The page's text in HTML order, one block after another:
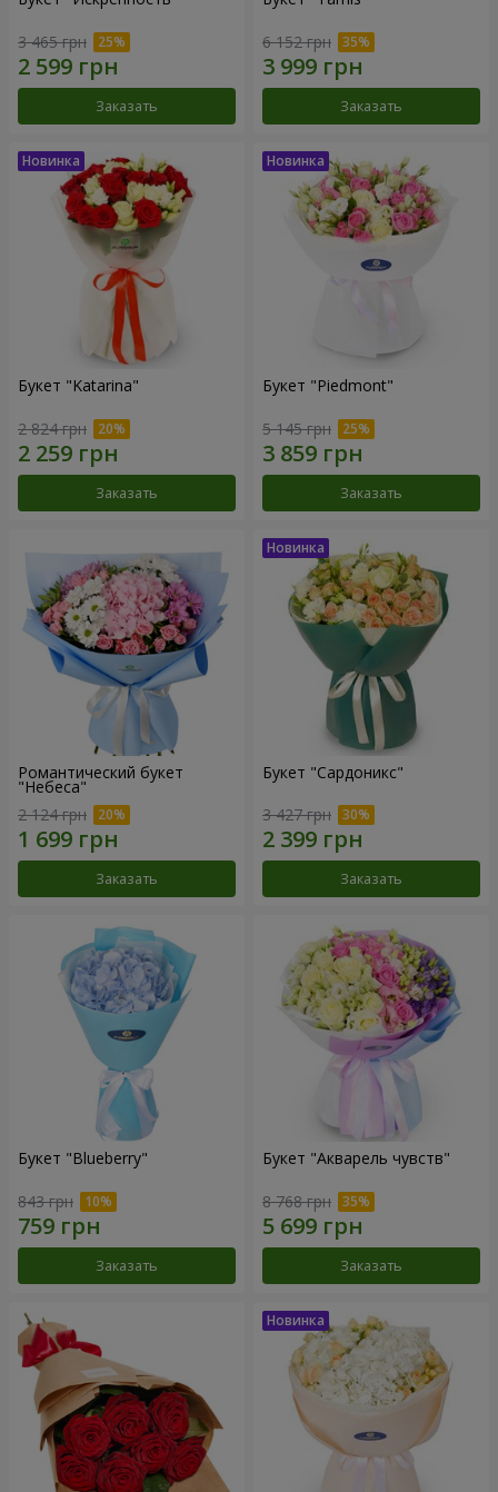
3 465 грн
Заказать
6 152 грн
Заказать
Букет "Katarina"
2 824 грн
Заказать
Букет "Piedmont"
5 145 грн
Заказать
Романтический букет
"Небеса"
2 124 грн
Заказать
Букет "Сардоникс"
3 427 грн
Заказать
Букет "Blueberry"
843 грн
Заказать
Букет "Акварель чувств"
8 768 грн
Заказать